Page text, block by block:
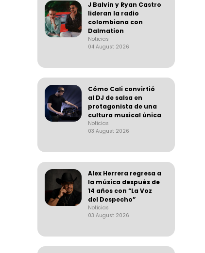
J Balvin y Ryan Castro
lideran la radio
colombiana con
Dalmation
Noticias
04 August 2026
Cómo Cali convirtió
al DJ de salsa en
protagonista de una
cultura musical única
Noticias
03 August 2026
Alex Herrera regresa a
la música después de
14 años con “La Voz
del Despecho”
Noticias
03 August 2026